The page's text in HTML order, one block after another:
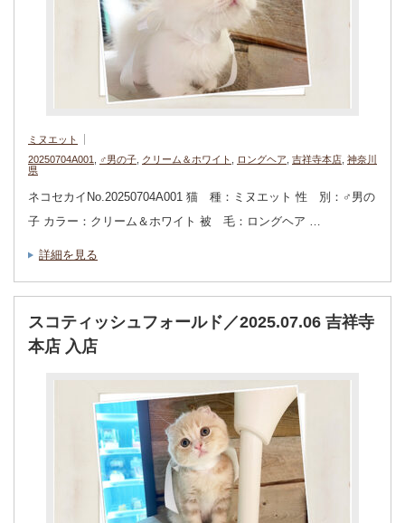
ミヌエット
20250704A001
♂男の子 クリーム＆ホワイト ロングヘア 吉祥寺本店 神奈川
県
ネコセカイNo.20250704A001 猫 種：ミヌエット 性 別：♂男の
子 カラー：クリーム＆ホワイト 被 毛：ロングヘア …
詳細を見る
スコティッシュフォールド／2025.07.06 吉祥寺
本店 入店